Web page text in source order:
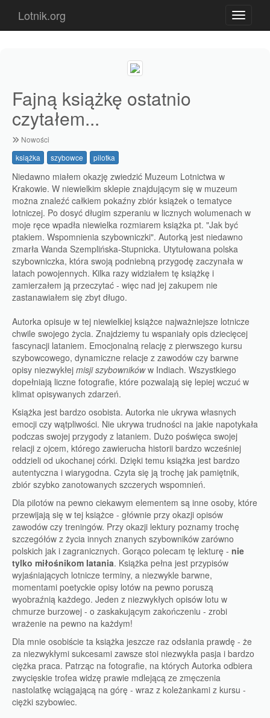
Toggle
Lotnik.org
Fajną książkę ostatnio
czytałem...
Nowości
książka
szybowce pilotka
Niedawno miałem okazję zwiedzić Muzeum Lotnictwa w
Krakowie. W niewielkim sklepie znajdującym się w muzeum
można znaleźć całkiem pokaźny zbiór książek o tematyce
lotniczej. Po dosyć długim szperaniu w licznych wolumenach w
moje ręce wpadła niewielka rozmiarem książka pt. "Jak być
ptakiem. Wspomnienia szybowniczki". Autorką jest niedawno
zmarła Wanda Szemplińska-Stupnicka. Utytułowana polska
szybowniczka, która swoją podniebną przygodę zaczynała w
latach powojennych. Kilka razy widziałem tę książkę i
zamierzałem ją przeczytać - więc nad jej zakupem nie
zastanawiałem się zbyt długo.
Autorka opisuje w tej niewielkiej książce najważniejsze lotnicze
chwile swojego życia. Znajdziemy tu wspaniały opis dziecięcej
fascynacji lataniem. Emocjonalną relację z pierwszego kursu
szybowcowego, dynamiczne relacje z zawodów czy barwne
opisy niezwykłej misji szybownikóww Indiach. Wszystkiego
dopełniają liczne fotografie, które pozwalają się lepiej wczuć w
klimat opisywanych zdarzeń.
Książka jest bardzo osobista. Autorka nie ukrywa własnych
emocji czy wątpliwości. Nie ukrywa trudności na jakie napotykała
podczas swojej przygody z lataniem. Dużo poświęca swojej
relacji z ojcem, którego zawierucha historii bardzo wcześniej
oddzieli od ukochanej córki. Dzięki temu książka jest bardzo
autentyczna i wiarygodna. Czyta się ją trochę jak pamiętnik,
zbiór szybko zanotowanych szczerych wspomnień.
Dla pilotów na pewno ciekawym elementem są inne osoby, które
przewijają się w tej książce - głównie przy okazji opisów
zawodów czy treningów. Przy okazji lektury poznamy trochę
szczegółów z życia innych znanych szybowników zarówno
polskich jak i zagranicznych. Gorąco polecam tę lekturę - nie
tylko miłośnikom latania. Książka pełna jest przypisów
wyjaśniających lotnicze terminy, a niezwykle barwne,
momentami poetyckie opisy lotów na pewno poruszą
wyobraźnią każdego. Jeden z niezwykłych opisów lotu w
chmurze burzowej - o zaskakującym zakończeniu - zrobi
wrażenie na pewno na każdym!
Dla mnie osobiście ta książka jeszcze raz odsłania prawdę - że
za niezwykłymi sukcesami zawsze stoi niezwykła pasja i bardzo
ciężka praca. Patrząc na fotografie, na których Autorka odbiera
zwycięskie trofea widzę prawie mdlejącą ze zmęczenia
nastolatkę wciągającą na górę - wraz z koleżankami z kursu -
ciężki szybowiec.